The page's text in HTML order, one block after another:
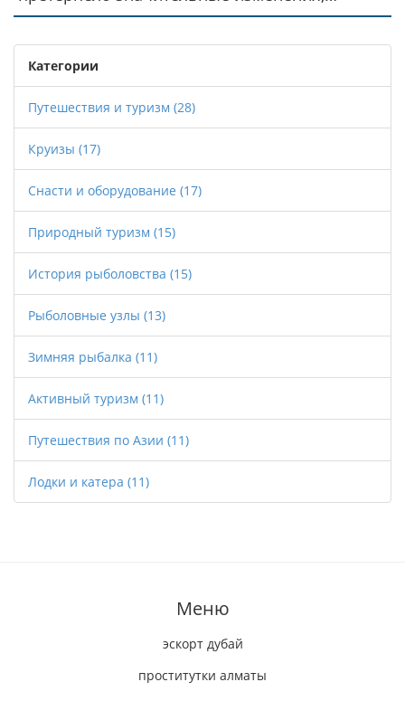
начиная с использования каменных орудий и
заканчивая современными
высокотехнологичными снастями. История
рыболовства неразрывно связана с
культурой и развитием человеческого
общества. В этой статье мы проследим путь
эволюции рыбалки и её значение в разные
эпохи.
Категории
Путешествия и туризм (28)
Круизы (17)
Снасти и оборудование (17)
Природный туризм (15)
История рыболовства (15)
Рыболовные узлы (13)
Зимняя рыбалка (11)
Активный туризм (11)
Путешествия по Азии (11)
Лодки и катера (11)
Меню
эскорт дубай
проститутки алматы